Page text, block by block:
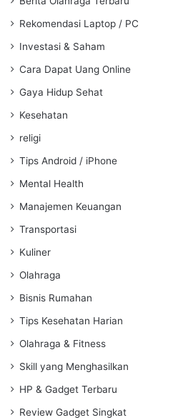
Rekomendasi Laptop / PC
Investasi & Saham
Cara Dapat Uang Online
Gaya Hidup Sehat
Kesehatan
religi
Tips Android / iPhone
Mental Health
Manajemen Keuangan
Transportasi
Kuliner
Olahraga
Bisnis Rumahan
Tips Kesehatan Harian
Olahraga & Fitness
Skill yang Menghasilkan
HP & Gadget Terbaru
Review Gadget Singkat